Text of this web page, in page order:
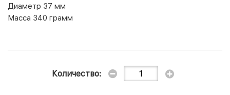
Диаметр 37 мм
Масса 340 грамм
Количество: